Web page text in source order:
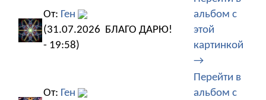
От: Ген
(31.07.2026
- 19:58)
БЛАГО ДАРЮ!
альбом с
этой
картинкой
→
От: Ген
Перейти в
альбом с